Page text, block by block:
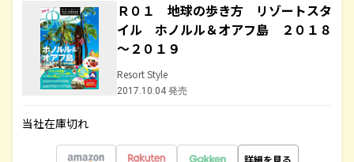
Ｒ０１ 地球の歩き方 リゾートスタ
イル ホノルル＆オアフ島 ２０１８
～２０１９
Resort Style
2017.10.04 発売
当社在庫切れ
詳細を見る